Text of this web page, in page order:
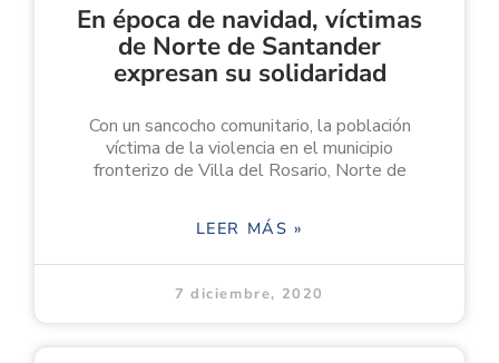
En época de navidad, víctimas
de Norte de Santander
expresan su solidaridad
Con un sancocho comunitario, la población
víctima de la violencia en el municipio
fronterizo de Villa del Rosario, Norte de
LEER MÁS »
7 diciembre, 2020